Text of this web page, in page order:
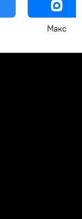
Макс